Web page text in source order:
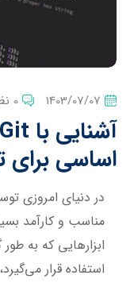
1403/07/07 0 نظر
اساسی برای
در دنیای امروزی
مناسب و کارآمد
ابزارهایی که به
استفاده قرار می‌گیرد، Git و GitHub هستند.